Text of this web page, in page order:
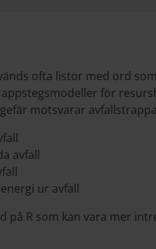
ofta listor med ord
för
motsvarar
avfall
ur avfall
på R som kan vara mer